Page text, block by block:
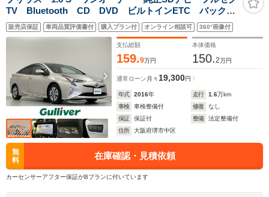
TV Bluetooth CD DVD ビルトインETC バックカ
メラ 純正フロアマット 横滑り防止装置 盗難防止装
置 純正アルミホイール LEDヘッドライト
販売店保証 車両品質評価書付 購入プラン付 オンライン相談可 360°画像付
支払総額
159.9万円
本体価格
150.2万円
通常ローン 月々 19,300円
年式 2016年 走行 1.6万km
車検
車検整備付 修復
なし
保証
保証付 整備
法定整備付
住所
大阪府堺市中区
無
料
在庫確認・見積依頼
カーセンサーアフター保証がBプランに付いています